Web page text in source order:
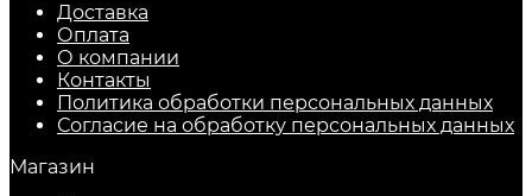
Доставка
Оплата
О компании
Контакты
Политика обработки персональных данных
Согласие на обработку персональных данных
Магазин